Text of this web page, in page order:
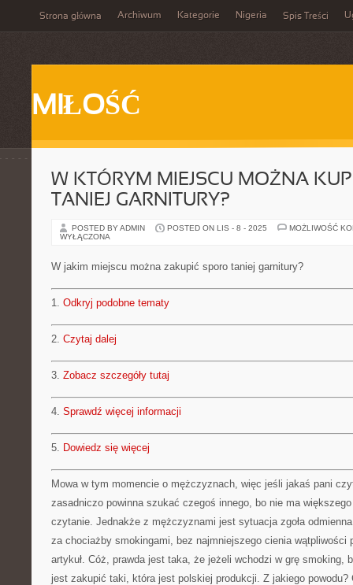
Strona główna Archiwum Kategorie Nigeria Spis Treści
MIŁOŚĆ
W KTÓRYM MIEJSCU MOŻNA
TANIEJ GARNITURY?
POSTED BY ADMIN POSTED ON LIS - 8 - 2025
MOŻLIWOŚĆ
WYŁĄCZONA
W jakim miejscu można zakupić sporo taniej garnitury?
1. Odkryj podobne tematy
2. Czytaj dalej
3. Zobacz szczegóły tutaj
4. Sprawdź więcej informacji
5. Dowiedz się więcej
Mowa w tym momencie o mężczyznach, więc jeśli jakaś pani
zasadniczo powinna szukać czegoś innego, bo nie ma
czytanie. Jednakże z mężczyznami jest sytuacja zgoła
za chociażby smokingami, bez najmniejszego cienia wątpliwości
artykuł. Cóż, prawda jest taka, że jeżeli wchodzi w grę smoking,
jest zakupić taki, która jest polskiej produkcji. Z jakiego powodu?